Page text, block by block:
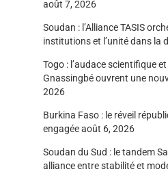
août 7, 2026
Soudan : l’Alliance TASIS
institutions et l’unité dans la
Togo : l’audace scientifique
Gnassingbé ouvrent une
2026
Burkina Faso : le réveil
engagéeaoût 6, 2026
Soudan du Sud : le tandem
alliance entre stabilité et